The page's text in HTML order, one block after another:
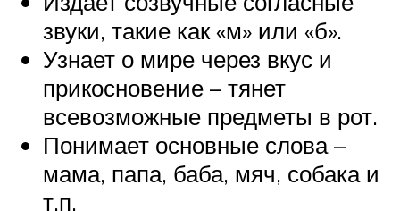
звуки, такие как «м» или «б».
Узнает о мире через вкус и
прикосновение – тянет
всевозможные предметы в рот.
Понимает основные слова –
мама, папа, баба, мяч, собака и
т.п.